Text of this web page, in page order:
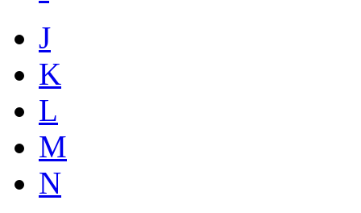
J
K
L
M
N